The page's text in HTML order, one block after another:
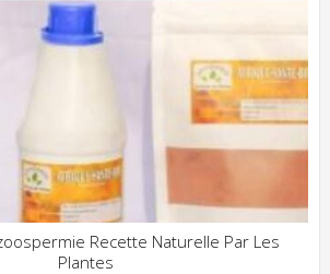
Recette Naturelle Par Les
Plantes